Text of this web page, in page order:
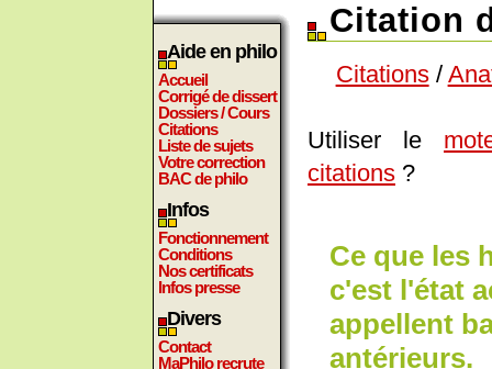
Aide en philo
Accueil
Corrigé de dissert
Dossiers / Cours
Citations
Liste de sujets
Votre correction
BAC de philo
Infos
Fonctionnement
Conditions
Nos certificats
Infos presse
Divers
Contact
MaPhilo recrute
Citation
Citations/
Utiliser le
citations ?
Ce que les
c'est l'état
appellent
antérieurs.